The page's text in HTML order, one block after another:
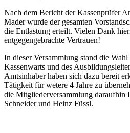
Nach dem Bericht der Kassenprüfer
Mader wurde der gesamten
die Entlastung erteilt. Vielen Dank
entgegengebrachte Vertrauen!
In dieser Versammlung stand die
Kassenwarts und des
Amtsinhaber haben sich dazu bereit
Tätigkeit für wetere 4 Jahre zu
die Mitgliederversammlung daraufhin
Schneider und Heinz Füssl.